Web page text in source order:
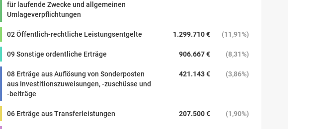
für laufende Zwecke und allgemeinen
Umlageverpflichtungen
02 Öffentlich-rechtliche Leistungsentgelte 1.299.710 € (11,91%)
09 Sonstige ordentliche Erträge 906.667 € (8,31%)
08 Erträge aus Auflösung von Sonderposten
aus Investitionszuweisungen, -zuschüsse und
-beiträge
421.143 € (3,86%)
06 Erträge aus Transferleistungen 207.500 € (1,90%)